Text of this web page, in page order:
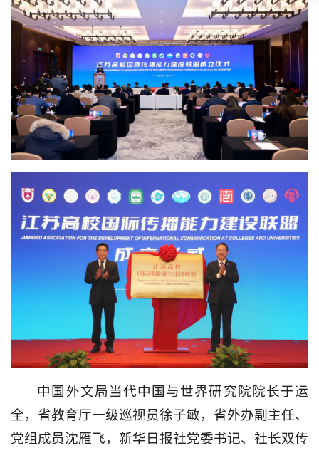
中国外文局当代中国与世界研究院院长于运
全，省教育厅一级巡视员徐子敏，省外办副主任、
党组成员沈雁飞，新华日报社党委书记、社长双传